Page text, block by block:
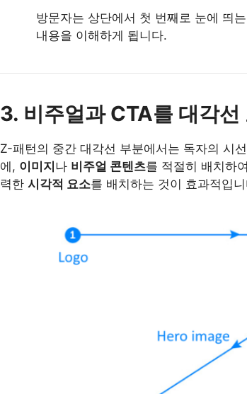
방문자는 상단에서 첫 번째로 눈에 띄
내용을 이해하게 됩니다.
3. 비주얼과 CTA를 대각
Z-패턴의 중간 대각선 부분에서는 독자의 시
에, 이미지 나 비주얼 콘텐츠를 적절히 배치하
력한 시각적 요소를 배치하는 것이 효과적입